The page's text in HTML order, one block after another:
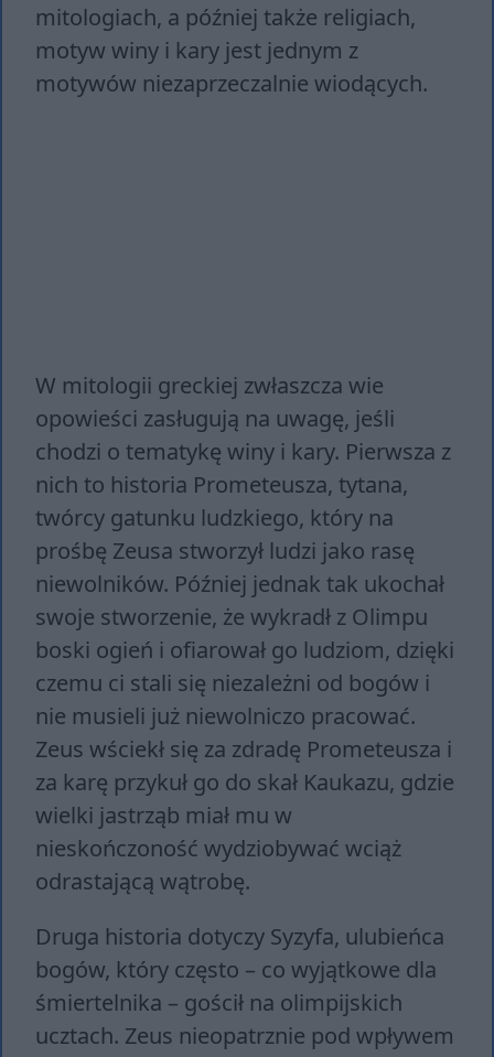
mitologiach, a później także religiach,
motyw winy i kary jest jednym z
motywów niezaprzeczalnie wiodących.
W mitologii greckiej zwłaszcza wie
opowieści zasługują na uwagę, jeśli
chodzi o tematykę winy i kary. Pierwsza z
nich to historia Prometeusza, tytana,
twórcy gatunku ludzkiego, który na
prośbę Zeusa stworzył ludzi jako rasę
niewolników. Później jednak tak ukochał
swoje stworzenie, że wykradł z Olimpu
boski ogień i ofiarował go ludziom, dzięki
czemu ci stali się niezależni od bogów i
nie musieli już niewolniczo pracować.
Zeus wściekł się za zdradę Prometeusza i
za karę przykuł go do skał Kaukazu, gdzie
wielki jastrząb miał mu w
nieskończoność wydziobywać wciąż
odrastającą wątrobę.
Druga historia dotyczy Syzyfa, ulubieńca
bogów, który często – co wyjątkowe dla
śmiertelnika – gościł na olimpijskich
ucztach. Zeus nieopatrznie pod wpływem